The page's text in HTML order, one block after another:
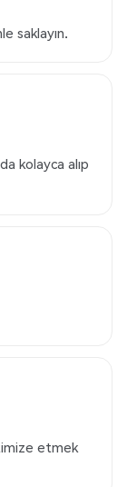
saklayın.
kolayca alıp
etmek